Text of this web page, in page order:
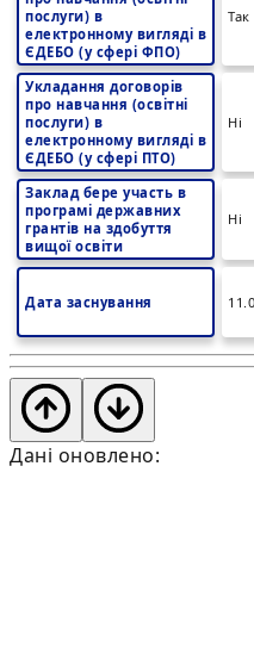
послуги) в
електронному вигляді в
ЄДЕБО (у сфері ФПО)
Так
Укладання договорів
про навчання (освітні
послуги) в
електронному вигляді в
ЄДЕБО (у сфері ПТО)
Ні
Заклад бере участь в
програмі державних
грантів на здобуття
вищої освіти
Ні
Дата заснування
Дані оновлено: